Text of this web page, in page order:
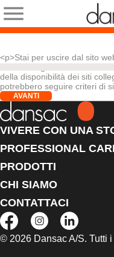
<p>Stai per uscire dal sito
della disponibilità dei siti
potrebbero seguire criteri di
AVANTI
VIVERE CON UNA
PROFESSIONAL
PRODOTTI
CHI SIAMO
CONTATTACI
© 2026 Dansac A/S. Tutti